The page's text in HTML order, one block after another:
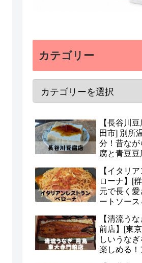
カテゴリー
【長谷川
田市] 別所
分！昔なが
腐と青豆
ど(^o^)
【イタリ
ローナ】[
元で長く愛
ートソー
ニュー・
【清流う
前店】[東
しいうな
楽しめる！